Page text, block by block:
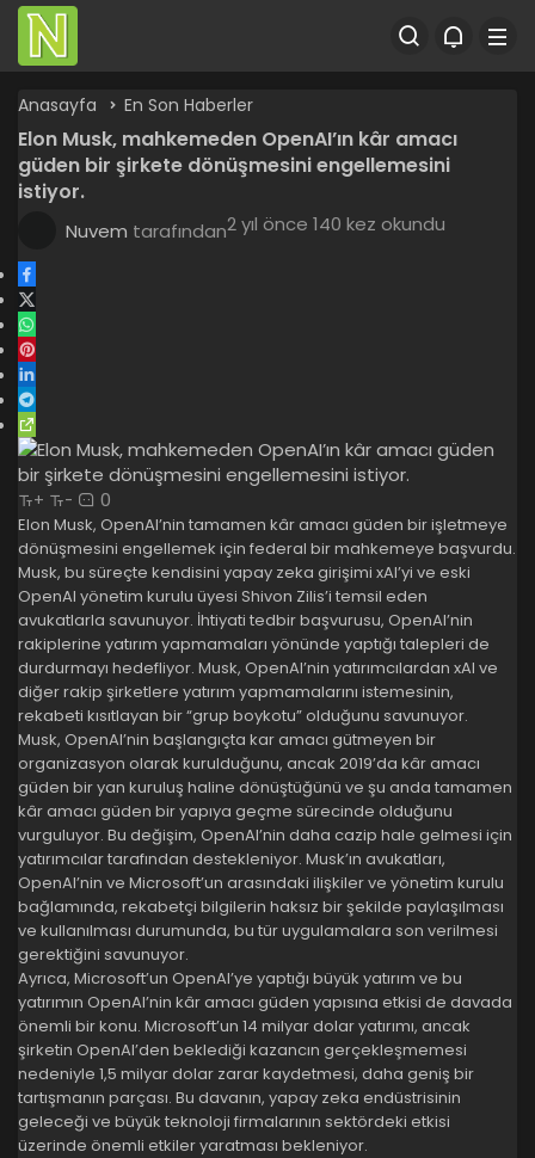
Anasayfa En Son Haberler
Elon Musk, mahkemeden OpenAI’ın kâr amacı
güden bir şirkete dönüşmesini engellemesini
istiyor.
Nuvem tarafından2 yıl önce 140 kez okundu
+ - 0
Elon Musk, OpenAI’nin tamamen kâr amacı güden bir işletmeye
dönüşmesini engellemek için federal bir mahkemeye başvurdu.
Musk, bu süreçte kendisini yapay zeka girişimi xAI’yi ve eski
OpenAI yönetim kurulu üyesi Shivon Zilis’i temsil eden
avukatlarla savunuyor. İhtiyati tedbir başvurusu, OpenAI’nin
rakiplerine yatırım yapmamaları yönünde yaptığı talepleri de
durdurmayı hedefliyor. Musk, OpenAI’nin yatırımcılardan xAI ve
diğer rakip şirketlere yatırım yapmamalarını istemesinin,
rekabeti kısıtlayan bir “grup boykotu” olduğunu savunuyor.
Musk, OpenAI’nin başlangıçta kar amacı gütmeyen bir
organizasyon olarak kurulduğunu, ancak 2019’da kâr amacı
güden bir yan kuruluş haline dönüştüğünü ve şu anda tamamen
kâr amacı güden bir yapıya geçme sürecinde olduğunu
vurguluyor. Bu değişim, OpenAI’nin daha cazip hale gelmesi için
yatırımcılar tarafından destekleniyor. Musk’ın avukatları,
OpenAI’nin ve Microsoft’un arasındaki ilişkiler ve yönetim kurulu
bağlamında, rekabetçi bilgilerin haksız bir şekilde paylaşılması
ve kullanılması durumunda, bu tür uygulamalara son verilmesi
gerektiğini savunuyor.
Ayrıca, Microsoft’un OpenAI’ye yaptığı büyük yatırım ve bu
yatırımın OpenAI’nin kâr amacı güden yapısına etkisi de davada
önemli bir konu. Microsoft’un 14 milyar dolar yatırımı, ancak
şirketin OpenAI’den beklediği kazancın gerçekleşmemesi
nedeniyle 1,5 milyar dolar zarar kaydetmesi, daha geniş bir
tartışmanın parçası. Bu davanın, yapay zeka endüstrisinin
geleceği ve büyük teknoloji firmalarının sektördeki etkisi
üzerinde önemli etkiler yaratması bekleniyor.